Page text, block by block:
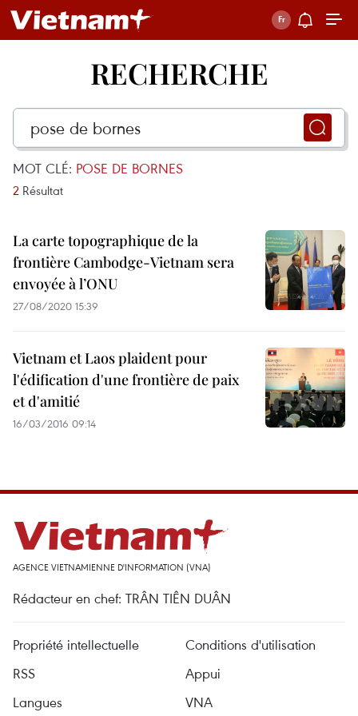
RECHERCHE
MOT CLÉ: POSE DE BORNES
2 Résultat
La carte topographique de la
frontière Cambodge-Vietnam sera
envoyée à l’ONU
27/08/2020 15:39
Vietnam et Laos plaident pour
l'édification d'une frontière de paix
et d'amitié
16/03/2016 09:14
AGENCE VIETNAMIENNE D'INFORMATION (VNA)
Rédacteur en chef: TRÂN TIÊN DUÂN
Propriété intellectuelle
Conditions d'utilisation
RSS
Appui
Langues
VNA